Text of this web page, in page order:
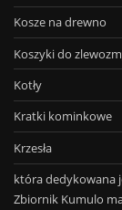
Kosze na drewno
Koszyki do
Kotły
Kratki kominkowe
Krzesła
która dedykowana
Zbiornik Kumulo